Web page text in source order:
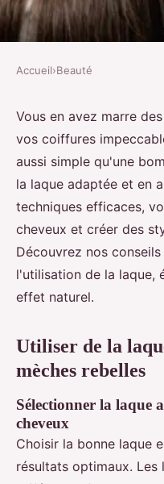
Conseils soin
de la laque
mèches
Gabin•29 juillet 2024•4
Accueil›Beauté
Vous en avez marre
vos coiffures
aussi simple qu'une
la laque adaptée et en
techniques efficaces,
cheveux et créer des
Découvrez nos
l'utilisation de la laque,
effet naturel.
Utiliser de la
mèches rebelles
Sélectionner la laque
cheveux
Choisir la bonne laque
résultats optimaux. Les